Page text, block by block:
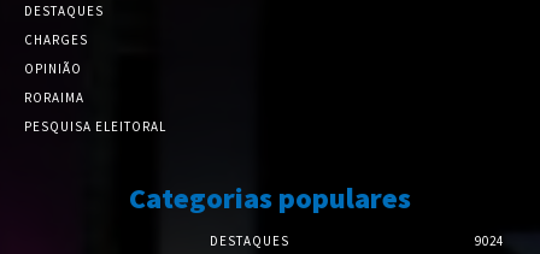
DESTAQUES
CHARGES
OPINIÃO
RORAIMA
PESQUISA ELEITORAL
Categorias populares
DESTAQUES 9024